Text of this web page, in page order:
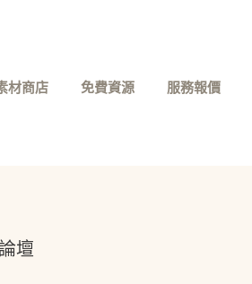
材商店 免費資源 服務報價
壇